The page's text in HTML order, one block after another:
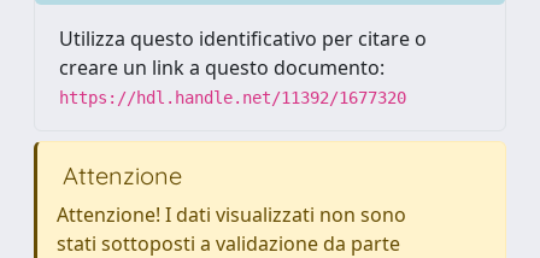
Utilizza questo identificativo per citare o
creare un link a questo documento:
https://hdl.handle.net/11392/1677320
Attenzione
Attenzione! I dati visualizzati non sono
stati sottoposti a validazione da parte